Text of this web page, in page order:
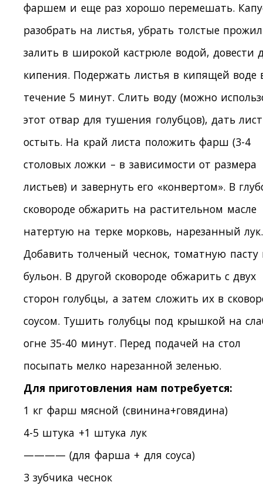
фаршем и еще раз хорошо перемешать.
разобрать на листья, убрать толстые
залить в широкой кастрюле водой, довести
кипения. Подержать листья в кипящей воде
течение 5 минут. Слить воду (можно
этот отвар для тушения голубцов), дать
остыть. На край листа положить фарш (3-4
столовых ложки – в зависимости от размера
листьев) и завернуть его «конвертом». В
сковороде обжарить на растительном масле
натертую на терке морковь, нарезанный лук.
Добавить толченый чеснок, томатную пасту
бульон. В другой сковороде обжарить с двух
сторон голубцы, а затем сложить их в
соусом. Тушить голубцы под крышкой на
огне 35-40 минут. Перед подачей на стол
посыпать мелко нарезанной зеленью.
Для приготовления нам потребуется:
1 кг фарш мясной (свинина+говядина)
4-5 штука +1 штука лук
———— (для фарша + для соуса)
3 зубчика чеснок